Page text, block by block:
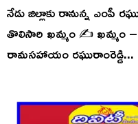
నేడు జిల్లాకు రానున్న ఎంపీ
తొలిసారి ఖమ్మం ✍️ ఖమ్మం –
రామసహాయం రఘురాంరెడ్డి...